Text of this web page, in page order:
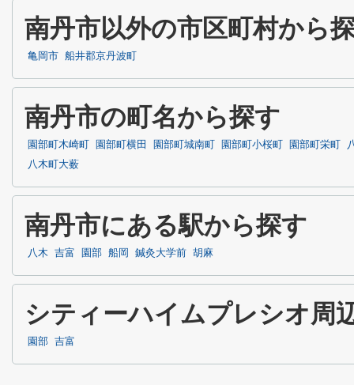
南丹市以外の市区町村から
亀岡市 船井郡京丹波町
南丹市の町名から探す
園部町木崎町 園部町横田 園部町城南町 園部町小桜町 園部町栄町
八木町大薮
南丹市にある駅から探す
八木 吉富 園部 船岡 鍼灸大学前 胡麻
シティーハイムプレシオ周
園部 吉富